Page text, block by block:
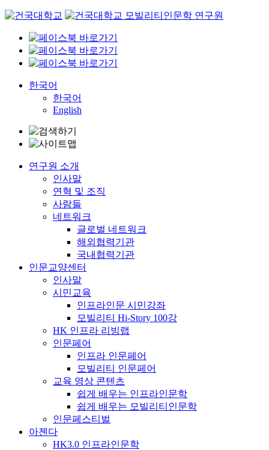
Skip
content
한국어
한국어
English
연구원 소개
인사말
연혁 및 조직
사람들
네트워크
글로벌 네트워크
해외협력기관
국내협력기관
인문교양센터
인사말
시민교육
인프라인문 시민강좌
모빌리티 Hi-Story 100강
HK 인프라 리빙랩
인문페어
인프라 인문페어
모빌리티 인문페어
교육 영상 콘텐츠
쉽게 배우는 인프라인문학
쉽게 배우는 모빌리티인문학
인문페스티벌
아젠다
HK3.0 인프라인문학